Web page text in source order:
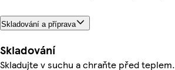
Skladování a příprava
Skladování
Skladujte v suchu a chraňte před teplem.